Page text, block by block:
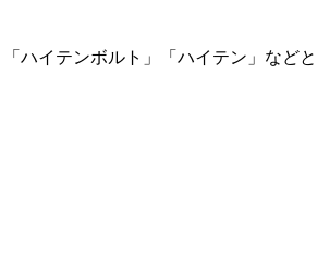
ハイテンボルト」「ハイテン」などと